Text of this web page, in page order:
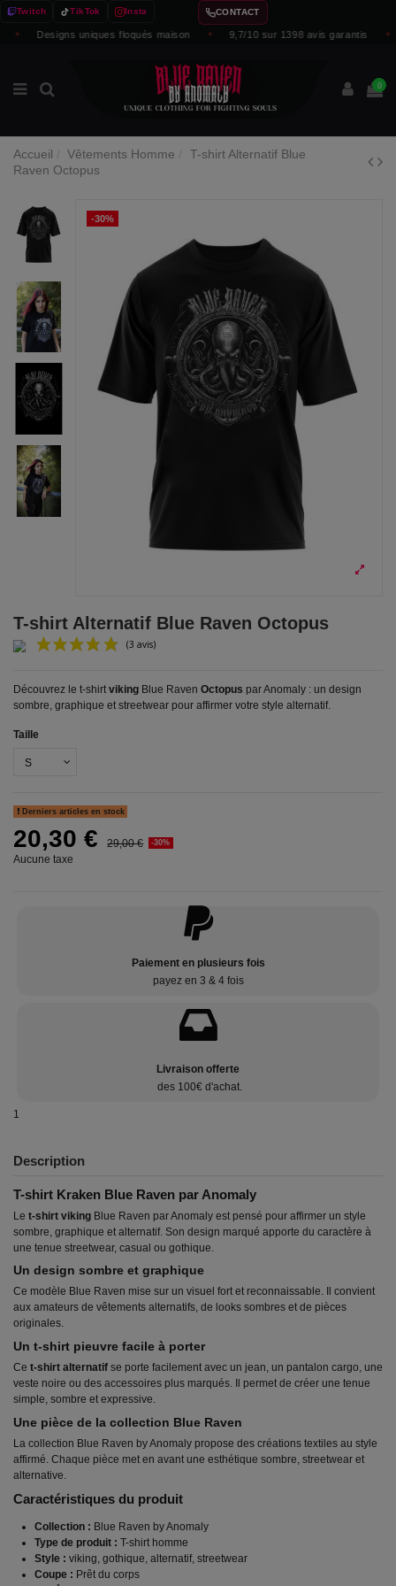
Twitch TikTok Insta
Designs uniques floqués maison 9,7/10 sur 1398 avis garantis
CONTACT
0
Accueil Vêtements Homme
T-shirt Alternatif Blue
Raven Octopus
-30%
T-shirt Alternatif Blue Raven Octopus
Découvrez le t-shirt viking Blue Raven Octopus par Anomaly : un design
sombre, graphique et streetwear pour affirmer votre style alternatif.
Taille
Derniers articles en stock
20,30 € 29,00 € -30%
Aucune taxe
Paiement en plusieurs fois
payez en 3 & 4 fois
Livraison offerte
des 100€ d'achat.
1
Description
T-shirt Kraken Blue Raven par Anomaly
Le t-shirt viking Blue Raven par Anomaly est pensé pour affirmer un style
sombre, graphique et alternatif. Son design marqué apporte du caractère à
une tenue streetwear, casual ou gothique.
Un design sombre et graphique
Ce modèle Blue Raven mise sur un visuel fort et reconnaissable. Il convient
aux amateurs de vêtements alternatifs, de looks sombres et de pièces
originales.
Un t-shirt pieuvre facile à porter
Ce t-shirt alternatif se porte facilement avec un jean, un pantalon cargo, une
veste noire ou des accessoires plus marqués. Il permet de créer une tenue
simple, sombre et expressive.
Une pièce de la collection Blue Raven
La collection Blue Raven by Anomaly propose des créations textiles au style
affirmé. Chaque pièce met en avant une esthétique sombre, streetwear et
alternative.
Caractéristiques du produit
Collection : Blue Raven by Anomaly
Type de produit : T-shirt homme
Style : viking, gothique, alternatif, streetwear
Coupe : Prêt du corps